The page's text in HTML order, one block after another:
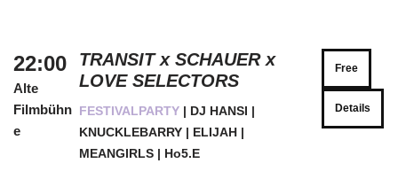
22:00
Alte
Filmbühn
e
TRANSIT x SCHAUER x
LOVE SELECTORS
FESTIVALPARTY | DJ HANSI |
KNUCKLEBARRY | ELIJAH |
MEANGIRLS | Ho5.E
Free
Details